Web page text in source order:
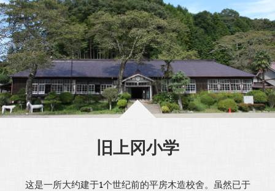
旧上冈小学
这是一所大约建于1个世纪前的平房木造校舍。虽然已于